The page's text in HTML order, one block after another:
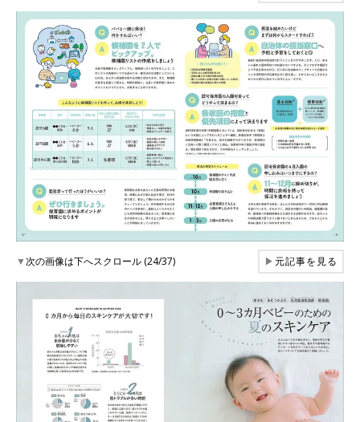
▼次の画像は下へスクロール (24/37) ▶元記事を見る